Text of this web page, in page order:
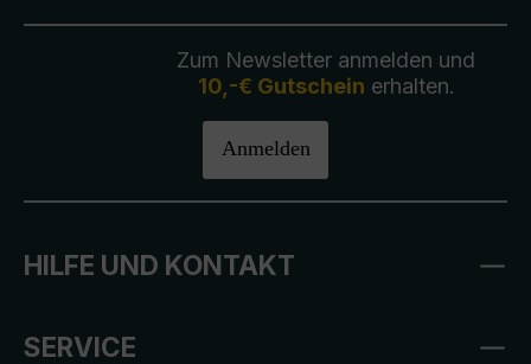
Zum Newsletter anmelden und
10,-€ Gutschein erhalten.
Anmelden
HILFE UND KONTAKT
SERVICE